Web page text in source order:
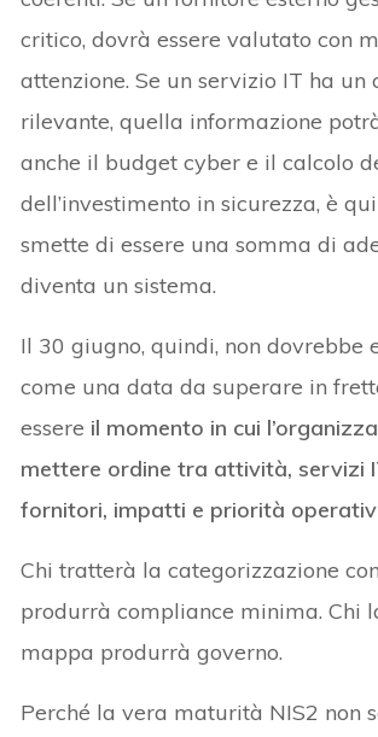
critico, dovrà essere valutato con
attenzione. Se un servizio IT ha un
rilevante, quella informazione
anche il budget cyber e il calcolo
dell’investimento in sicurezza, è
smette di essere una somma di
diventa un sistema.
Il 30 giugno, quindi, non dovrebbe
come una data da superare in
essere il momento in cui
mettere ordine tra attività, servizi
fornitori, impatti e priorità
Chi tratterà la categorizzazione
produrrà compliance minima. Chi
mappa produrrà governo.
Perché la vera maturità NIS2 non